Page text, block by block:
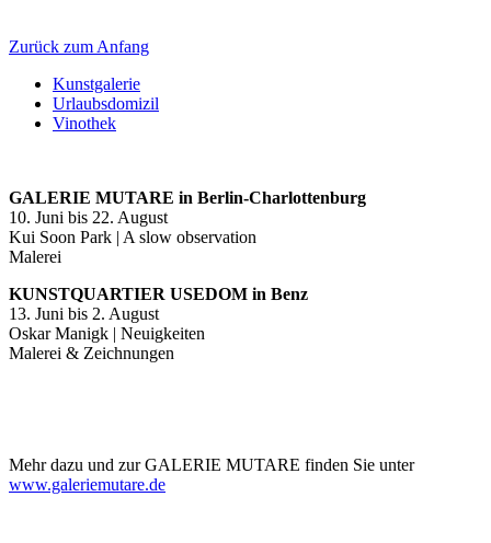
Zurück zum Anfang
Kunstgalerie
Urlaubsdomizil
Vinothek
GALERIE MUTARE in Berlin-Charlottenburg
10. Juni bis 22. August
Kui Soon Park | A slow observation
Malerei
KUNSTQUARTIER USEDOM in Benz
13. Juni bis 2. August
Oskar Manigk | Neuigkeiten
Malerei & Zeichnungen
Mehr dazu und zur GALERIE MUTARE finden Sie unter
www.galeriemutare.de